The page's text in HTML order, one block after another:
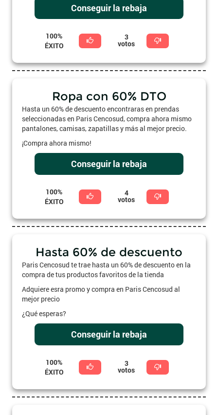
Conseguir la rebaja
100%
ÉXITO
3
votos
Ropa con 60% DTO
Hasta un 60% de descuento encontraras en prendas
seleccionadas en Paris Cencosud, compra ahora mismo
pantalones, camisas, zapatillas y más al mejor precio.
¡Compra ahora mismo!
Conseguir la rebaja
100%
ÉXITO
4
votos
Hasta 60% de descuento
Paris Cencosud te trae hasta un 60% de descuento en la
compra de tus productos favoritos de la tienda
Adquiere esra promo y compra en Paris Cencosud al
mejor precio
¿Qué esperas?
Conseguir la rebaja
100%
ÉXITO
3
votos